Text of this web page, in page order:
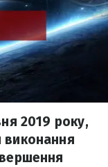
2019 року,
виконання